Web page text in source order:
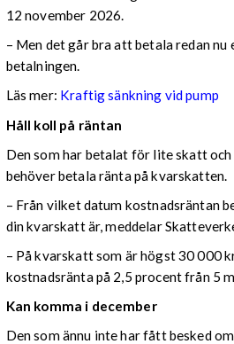
12 november 2026.
– Men det går bra att betala redan nu
betalningen.
Läs mer: Kraftig sänkning vid pump
Håll koll på räntan
Den som har betalat för lite skatt
behöver betala ränta på kvarskatten.
– Från vilket datum kostnadsräntan
din kvarskatt är, meddelar
– På kvarskatt som är högst 30 000
kostnadsränta på 2,5 procent från 5
Kan komma i december
Den som ännu inte har fått besked